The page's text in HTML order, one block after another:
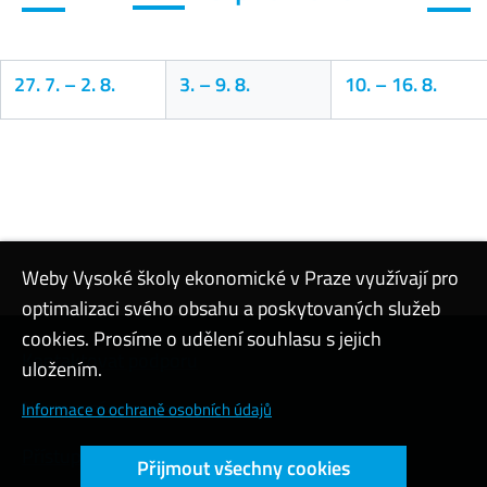
27. 7.–2. 8. 3.–9. 8. 10.–16. 8.
Kontaktovat podporu
Nastavení cookies
Přístupnost webu
Weby Vysoké školy ekonomické v Praze využívají pro
optimalizaci svého obsahu a poskytovaných služeb
cookies. Prosíme o udělení souhlasu s jejich
uložením.
Informace o ochraně osobních údajů
Přijmout všechny cookies